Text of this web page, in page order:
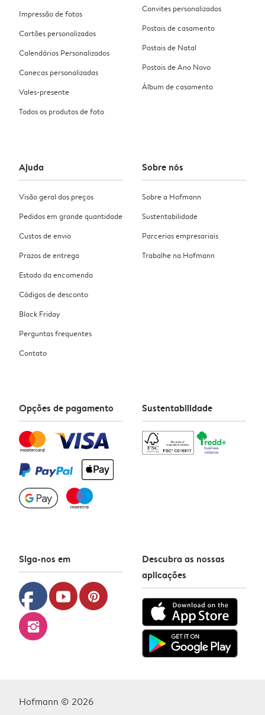
Impressão de fotos
Cartões personalizados
Calendários Personalizados
Canecas personalizadas
Vales-presente
Todos os produtos de foto
Convites personalizados
Postais de casamento
Postais de Natal
Postais de Ano Novo
Álbum de casamento
Ajuda
Visão geral dos preços
Pedidos em grande quantidade
Custos de envio
Prazos de entrega
Estado da encomenda
Códigos de desconto
Black Friday
Perguntas frequentes
Contato
Sobre nós
Sobre a Hofmann
Sustentabilidade
Parcerias empresariais
Trabalhe na Hofmann
Opções de pagamento Sustentabilidade
Siga-nos em
facebook youtube pinterest
instagram
Descubra as nossas
aplicações
Hofmann © 2026